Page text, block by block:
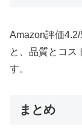
Amazon評価
と、品質とコス
す。
まとめ